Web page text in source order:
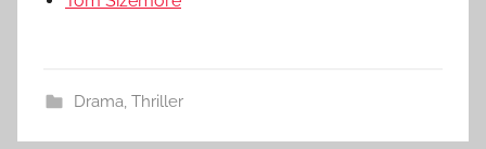
Drama, Thriller